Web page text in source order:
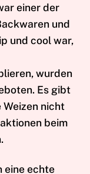
einer der
und
und cool war,
wurden
Es gibt
nicht
beim
eine echte